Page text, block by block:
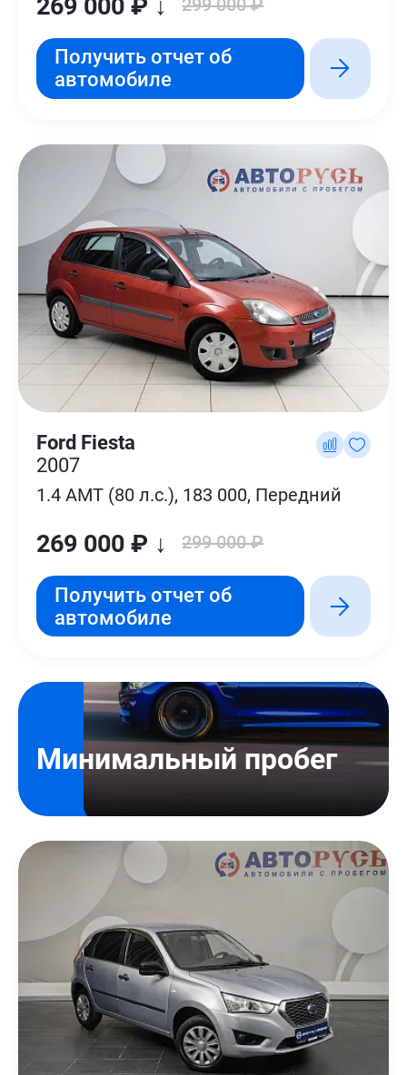
269 000 ₽ ↓ 299 000 ₽
Получить отчет об
автомобиле
Ford Fiesta
2007
1.4 AMT (80 л.с.), 183 000, Передний
269 000 ₽ ↓ 299 000 ₽
Получить отчет об
автомобиле
Минимальный пробег